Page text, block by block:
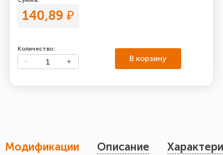
140,89 ₽
Количество:
В корзину
Модификации Описание